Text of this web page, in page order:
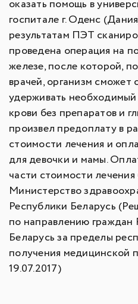
оказать помощь в
госпитале г. Оденс
результатам ПЭТ
проведена операция на
железе, после которой,
врачей, организм сможет
удерживать необходимый
крови без препаратов и
произвел предоплату в
стоимости лечения и
для девочки и мамы.
части стоимости лечения
Министерство
Республики Беларусь
по направлению граждан
Беларусь за пределы
получения медицинской
19.07.2017)